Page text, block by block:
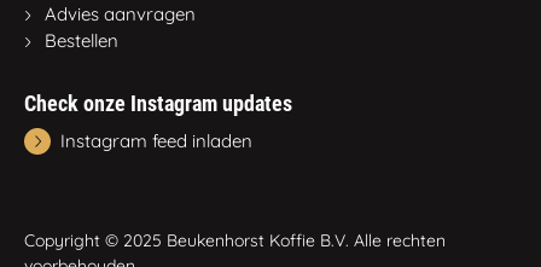
Advies aanvragen
Bestellen
Check onze Instagram updates
Instagram feed inladen
Copyright © 2025 Beukenhorst Koffie B.V. Alle rechten